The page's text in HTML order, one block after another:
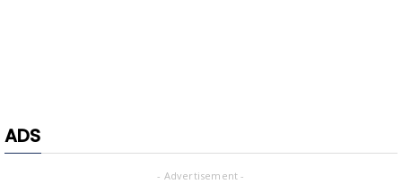
ADS
- Advertisement -